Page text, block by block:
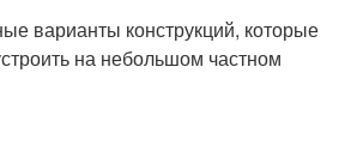
варианты конструкций, которые
на небольшом частном